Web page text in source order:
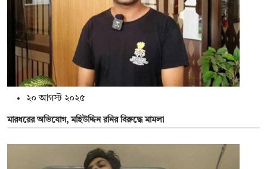
২০ আগস্ট ২০২৫
মারধরের অভিযোগ, মহিউদ্দিন রনির বিরুদ্ধে মামলা